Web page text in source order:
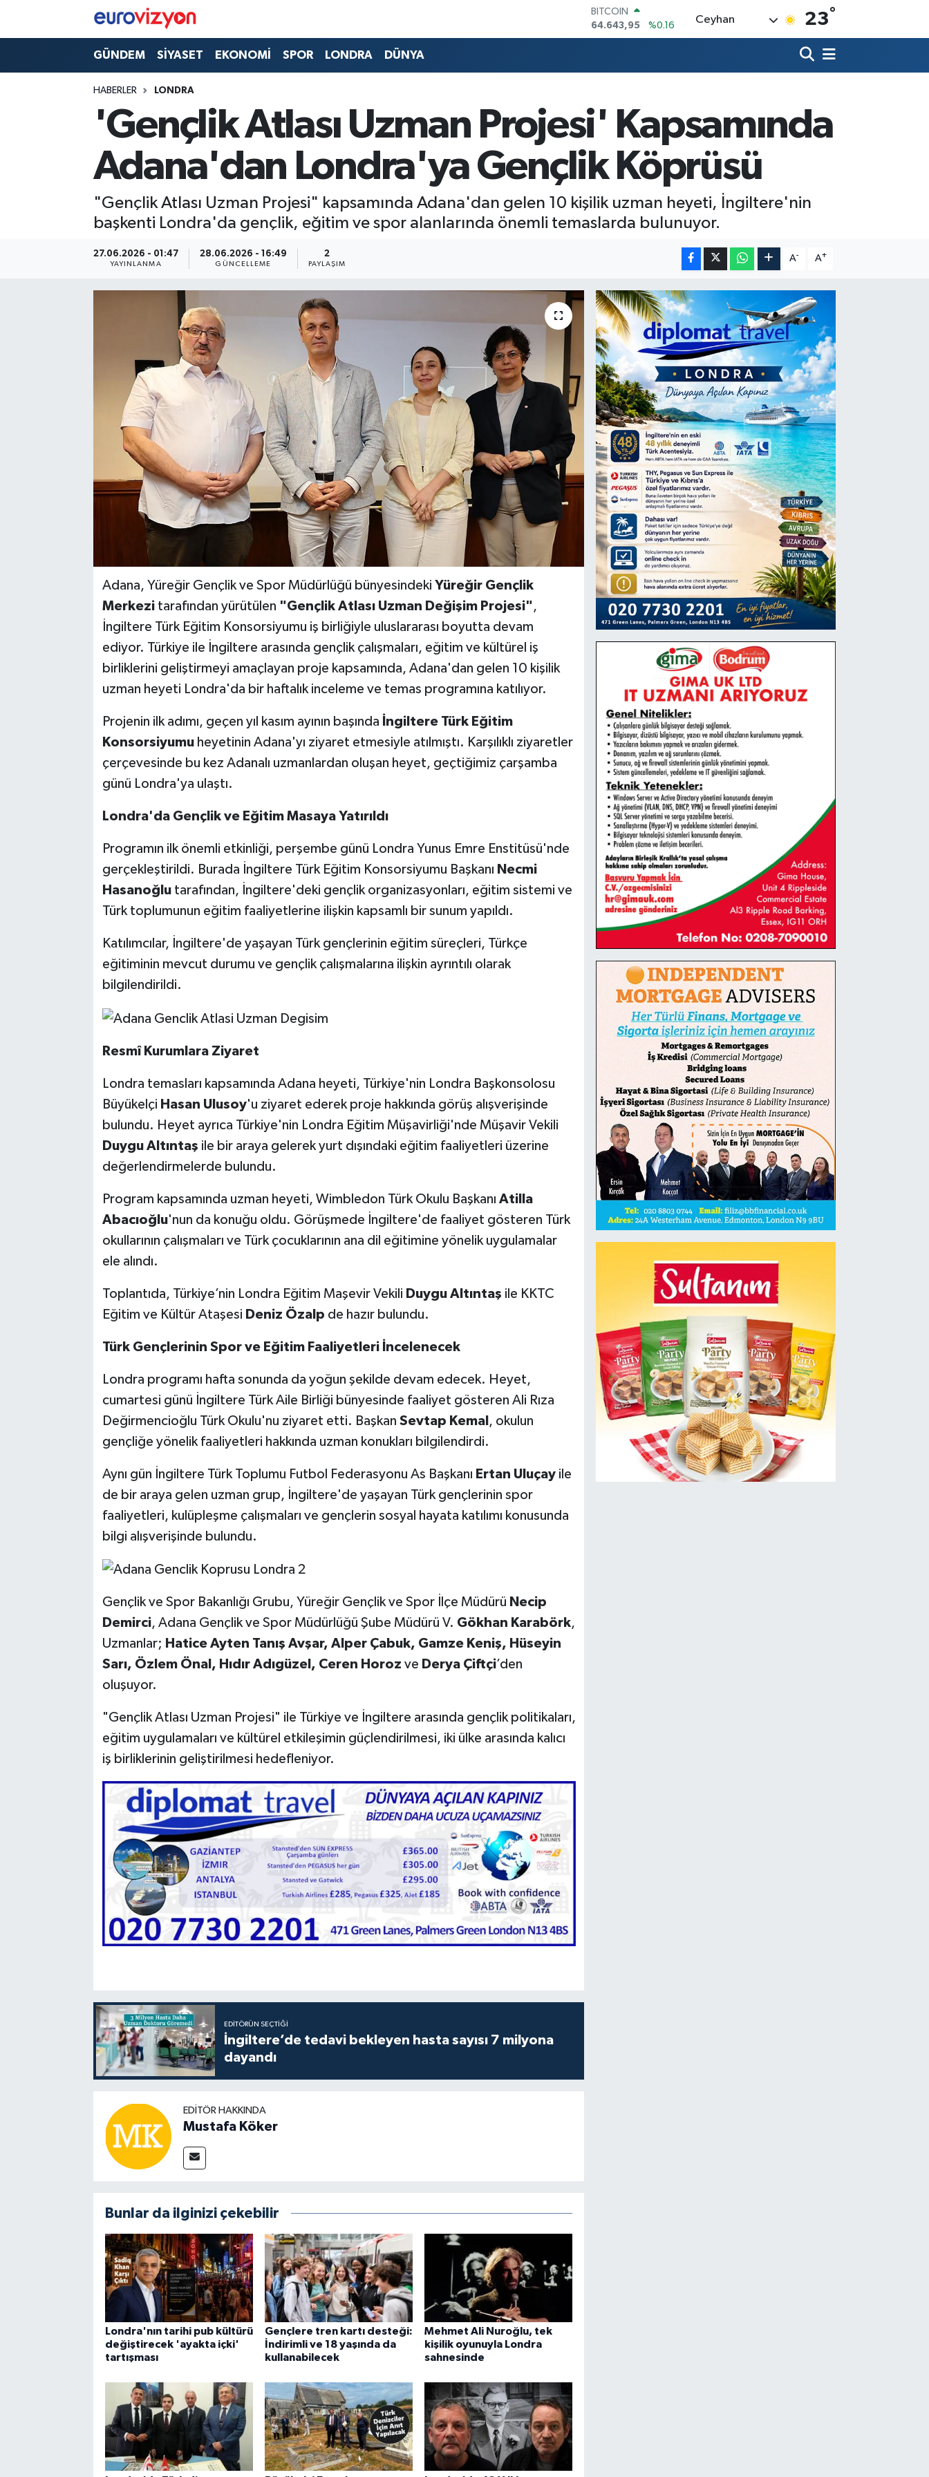
DOLAR
47,6704
%0
EURO
6500.87
%0.12
BİST100
13.799
%70
BITCOIN
64.643,95
%0.16
Ceyhan 23°
GÜNDEM SİYASET EKONOMİ SPOR LONDRA DÜNYA
HABERLER LONDRA
'Gençlik Atlası Uzman Projesi' Kapsamında
Adana'dan Londra'ya Gençlik Köprüsü
"Gençlik Atlası Uzman Projesi" kapsamında Adana'dan gelen 10 kişilik uzman heyeti, İngiltere'nin
başkenti Londra'da gençlik, eğitim ve spor alanlarında önemli temaslarda bulunuyor.
27.06.2026 - 01:47
YAYINLANMA
28.06.2026 - 16:49
GÜNCELLEME
2
PAYLAŞIM
A- A+
Adana, Yüreğir Gençlik ve Spor Müdürlüğü bünyesindeki Yüreğir Gençlik
Merkezitarafından yürütülen "Gençlik Atlası Uzman Değişim Projesi",
İngiltere Türk Eğitim Konsorsiyumu iş birliğiyle uluslararası boyutta devam
ediyor. Türkiye ile İngiltere arasında gençlik çalışmaları, eğitim ve kültürel iş
birliklerini geliştirmeyi amaçlayan proje kapsamında, Adana'dan gelen 10 kişilik
uzman heyeti Londra'da bir haftalık inceleme ve temas programına katılıyor.
Projenin ilk adımı, geçen yıl kasım ayının başında İngiltere Türk Eğitim
Konsorsiyumuheyetinin Adana'yı ziyaret etmesiyle atılmıştı. Karşılıklı ziyaretler
çerçevesinde bu kez Adanalı uzmanlardan oluşan heyet, geçtiğimiz çarşamba
günü Londra'ya ulaştı.
Londra'da Gençlik ve Eğitim Masaya Yatırıldı
Programın ilk önemli etkinliği, perşembe günü Londra Yunus Emre Enstitüsü'nde
gerçekleştirildi. Burada İngiltere Türk Eğitim Konsorsiyumu Başkanı Necmi
Hasanoğlutarafından, İngiltere'deki gençlik organizasyonları, eğitim sistemi ve
Türk toplumunun eğitim faaliyetlerine ilişkin kapsamlı bir sunum yapıldı.
Katılımcılar, İngiltere'de yaşayan Türk gençlerinin eğitim süreçleri, Türkçe
eğitiminin mevcut durumu ve gençlik çalışmalarına ilişkin ayrıntılı olarak
bilgilendirildi.
Resmî Kurumlara Ziyaret
Londra temasları kapsamında Adana heyeti, Türkiye'nin Londra Başkonsolosu
Büyükelçi Hasan Ulusoy'u ziyaret ederek proje hakkında görüş alışverişinde
bulundu. Heyet ayrıca Türkiye'nin Londra Eğitim Müşavirliği'nde Müşavir Vekili
Duygu Altıntaş ile bir araya gelerek yurt dışındaki eğitim faaliyetleri üzerine
değerlendirmelerde bulundu.
Program kapsamında uzman heyeti, Wimbledon Türk Okulu Başkanı Atilla
Abacıoğlu'nun da konuğu oldu. Görüşmede İngiltere'de faaliyet gösteren Türk
okullarının çalışmaları ve Türk çocuklarının ana dil eğitimine yönelik uygulamalar
ele alındı.
Toplantıda, Türkiye’nin Londra Eğitim Maşevir Vekili Duygu Altıntaş ile KKTC
Eğitim ve Kültür Ataşesi Deniz Özalp de hazır bulundu.
Türk Gençlerinin Spor ve Eğitim Faaliyetleri İncelenecek
Londra programı hafta sonunda da yoğun şekilde devam edecek. Heyet,
cumartesi günü İngiltere Türk Aile Birliği bünyesinde faaliyet gösteren Ali Rıza
Değirmencioğlu Türk Okulu'nu ziyaret etti. Başkan Sevtap Kemal , okulun
gençliğe yönelik faaliyetleri hakkında uzman konukları bilgilendirdi.
Aynı gün İngiltere Türk Toplumu Futbol Federasyonu As Başkanı Ertan Uluçayile
de bir araya gelen uzman grup, İngiltere'de yaşayan Türk gençlerinin spor
faaliyetleri, kulüpleşme çalışmaları ve gençlerin sosyal hayata katılımı konusunda
bilgi alışverişinde bulundu.
Gençlik ve Spor Bakanlığı Grubu, Yüreğir Gençlik ve Spor İlçe Müdürü Necip
Demirci, Adana Gençlik ve Spor Müdürlüğü Şube Müdürü V. Gökhan Karabörk,
Uzmanlar; Hatice Ayten Tanış Avşar, Alper Çabuk, Gamze Keniş, Hüseyin
Sarı, Özlem Önal, Hıdır Adıgüzel, Ceren Horoz ve Derya Çiftçi’den
oluşuyor.
"Gençlik Atlası Uzman Projesi" ile Türkiye ve İngiltere arasında gençlik politikaları,
eğitim uygulamaları ve kültürel etkileşimin güçlendirilmesi, iki ülke arasında kalıcı
iş birliklerinin geliştirilmesi hedefleniyor.
EDITÖRÜN SEÇTIĞI
İngiltere’de tedavi bekleyen hasta sayısı 7 milyona
dayandı
EDITÖR HAKKINDA
Mustafa Köker
Bunlar da ilginizi çekebilir
Londra'nın tarihi pub kültürü
değiştirecek 'ayakta içki'
tartışması
Gençlere tren kartı desteği:
İndirimli ve 18 yaşında da
kullanabilecek
Mehmet Ali Nuroğlu, tek
kişilik oyunuyla Londra
sahnesinde